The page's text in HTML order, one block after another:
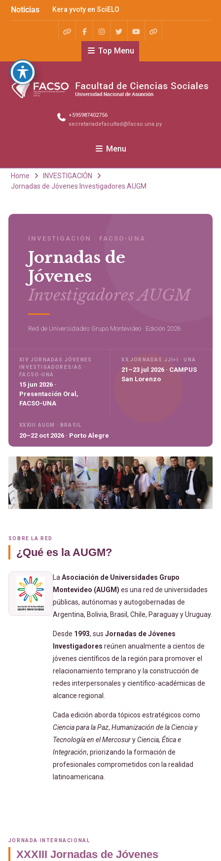
Noticias
Kera yvoty en SciELO
Convenio FACSO – Ateneo
Convenio FACSO-El
Cántaro
Top Menu
+595987402756
secretariadefacultad@facso.una.py
Menu
Home
INVESTIGACIÓN
Jornadas de Jóvenes Investigadores AUGM
INVESTIGACIÓN · FACSO-UNA
Jornadas de
Jóvenes
Investigadores AUGM
Red de Universidades Grupo Montevideo · Edición 2026
XIV JORNADAS JÓVENES
INVESTIGADORES/AS ·
FACSO-UNA
15 jun 2026 ·
Presentación Oral,
FACSO-UNA
XX JORNADAS JJI+I · UNA
21–23 jul 2026 · CAMPUS
San Lorenzo
XXXIII AUGM · BRASIL
20–22 oct 2026 · Porto Alegre
SOBRE LA RED
¿Qué es la AUGM?
LaAsociación de Universidades Grupo
Montevideo (AUGM) es una red de universidades
públicas, autónomas y autogobernadas de
Argentina, Bolivia, Brasil, Chile, Paraguay y Uruguay.
Desde 1993, sus Jornadas de Jóvenes
Investigadores reúnen anualmente a cientos de
jóvenes científicos de la región para promover el
relacionamiento temprano y la construcción de
redes interpersonales y científico-académicas de
alcance regional.
Cada edición aborda tópicos estratégicos como
Ciencia para la Paz, Humanización de la Ciencia y
Tecnología en el MercosuryCiencia, Ética e
Integración, priorizando la formación de
profesionales comprometidos con la realidad
latinoamericana.
JORNADA INTERNACIONAL
XXXIII Jornadas de Jóvenes